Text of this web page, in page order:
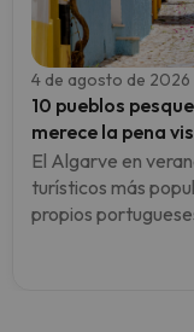
4 de agosto de 2026
10 pueblos
merece la pena
El Algarve en
turísticos más
propios